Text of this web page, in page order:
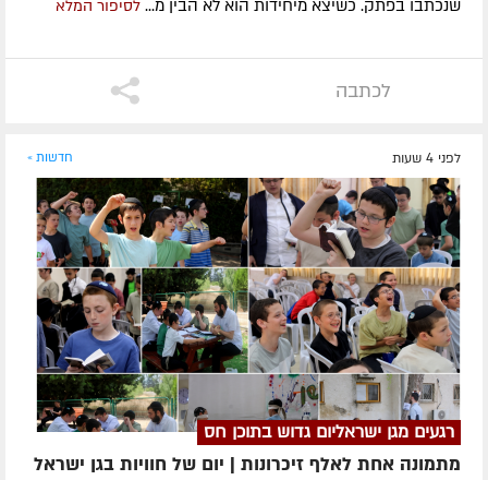
שנכתבו בפתק. כשיצא מיחידות הוא לא הבין מ... לסיפור המלא
לכתבה
לפני 4 שעות חדשות »
רגעים מגן ישראליום גדוש בתוכן חס
מתמונה אחת לאלף זיכרונות | יום של חוויות בגן ישראל